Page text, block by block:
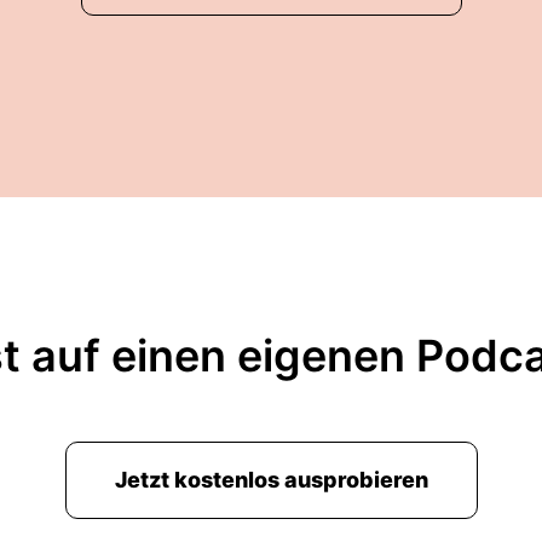
auf einen eigenen
Jetzt kostenlos ausprobieren